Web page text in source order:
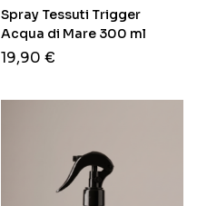
Spray Tessuti Trigger
Acqua di Mare 300 ml
19,90 €